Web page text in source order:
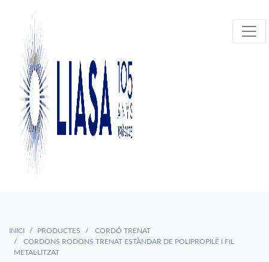
INICI PRODUCTES
CORDÓ TRENAT
CORDONS RODONS TRENAT ESTÀNDAR DE POLIPROPILÈ I FIL
METAL·LITZAT